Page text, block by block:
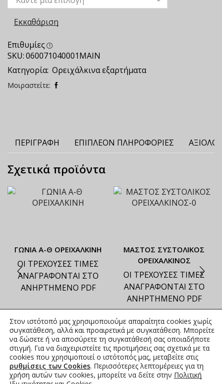
Εκκαθάριση
Επιθυμίες
SKU:060071040001ΜΑΙΝ
Κατηγορία: Ορειχάλκινα εξαρτήματα
Μοιραστείτε:
ΠΕΡΙΓΡΑΦΉ ΕΠΙΠΛΈΟΝ ΠΛΗΡΟΦΟΡΊΕΣ
Σχετικά προϊόντα
ΓΩΝΙΑ Α-Θ ΟΡΕΙΧΑΛΚΙΝΗ
ΟΙ ΤΡΕΧΟΥΣΕΣ ΤΙΜΕΣ
ΑΝΑΓΡΑΦΟΝΤΑΙ ΣΤΟ
ΑΝΗΡΤΗΜΕΝΟ PDF
ΜΑΣΤΟΣ ΣΥΣΤΟΛΙΚΟΣ
ΟΡΕΙΧΑΛΚΙΝΟΣ
ΟΙ ΤΡΕΧΟΥΣΕΣ ΤΙΜΕΣ
ΑΝΑΓΡΑΦΟΝΤΑΙ ΣΤΟ
ΑΝΗΡΤΗΜΕΝΟ PDF
Στον ιστότοπό μας χρησιμοποιούμε απαραίτητα cookies χωρίς
συγκατάθεση, αλλά και προαιρετικά με συγκατάθεση. Μπορείτε
να δώσετε ή να αποσύρετε τη συγκατάθεσή σας οποιαδήποτε
στιγμή. Για να διαχειριστείτε τις προτιμήσεις σας σχετικά με τα
cookies που χρησιμοποιεί ο ιστότοπός μας, μεταβείτε στις
ρυθμίσεις των Cookies. Περισσότερες λεπτομέρειες για τη
χρήση αυτών των cookies, μπορείτε να δείτε στην Πολιτική